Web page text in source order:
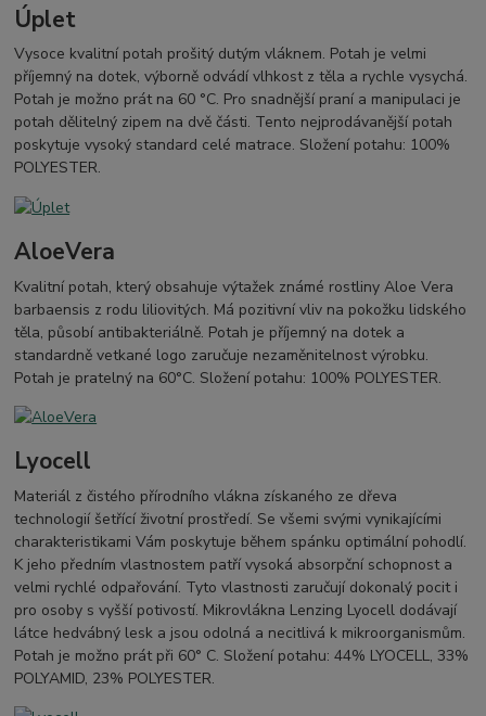
Úplet
Vysoce kvalitní potah prošitý dutým vláknem. Potah je velmi
příjemný na dotek, výborně odvádí vlhkost z těla a rychle vysychá.
Potah je možno prát na 60 °C. Pro snadnější praní a manipulaci je
potah dělitelný zipem na dvě části. Tento nejprodávanější potah
poskytuje vysoký standard celé matrace. Složení potahu: 100%
POLYESTER.
AloeVera
Kvalitní potah, který obsahuje výtažek známé rostliny Aloe Vera
barbaensis z rodu liliovitých. Má pozitivní vliv na pokožku lidského
těla, působí antibakteriálně. Potah je příjemný na dotek a
standardně vetkané logo zaručuje nezaměnitelnost výrobku.
Potah je pratelný na 60°C. Složení potahu: 100% POLYESTER.
Lyocell
Materiál z čistého přírodního vlákna získaného ze dřeva
technologií šetřící životní prostředí. Se všemi svými vynikajícími
charakteristikami Vám poskytuje během spánku optimální pohodlí.
K jeho předním vlastnostem patří vysoká absorpční schopnost a
velmi rychlé odpařování. Tyto vlastnosti zaručují dokonalý pocit i
pro osoby s vyšší potivostí. Mikrovlákna Lenzing Lyocell dodávají
látce hedvábný lesk a jsou odolná a necitlivá k mikroorganismům.
Potah je možno prát při 60° C. Složení potahu: 44% LYOCELL, 33%
POLYAMID, 23% POLYESTER.